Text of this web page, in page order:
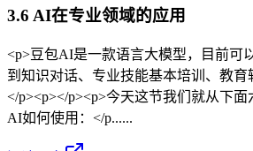
3.6 AI在专业领域的应用
<p>豆包AI是一款语言大模型，目前可
到知识对话、专业技能基本培训、教育
</p><p></p><p>今天这节我们就从下
AI如何使用：</p......